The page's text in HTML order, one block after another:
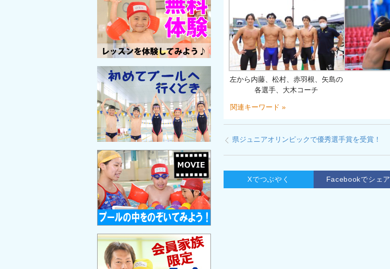
左から内藤、松村、赤羽根、矢島の
各選手、大木コーチ
関連キーワード »
県ジュニアオリンピックで優秀選手賞を受賞！
Xでつぶやく Facebookでシェア